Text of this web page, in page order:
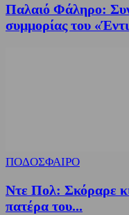
Παλαιό Φάληρο:
συμμορίας του
ΠΟΔΟΣΦΑΙΡΟ
Ντε Πολ: Σκόραρε
πατέρα του...